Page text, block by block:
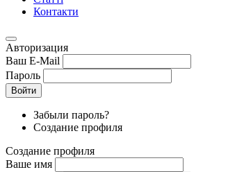
Контакти
Авторизация
Ваш E-Mail
Пароль
Войти
Забыли пароль?
Создание профиля
Создание профиля
Ваше имя